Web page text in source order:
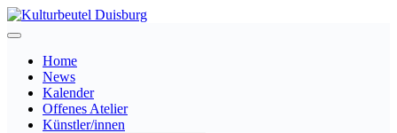
Home
News
Kalender
Offenes Atelier
Künstler/innen